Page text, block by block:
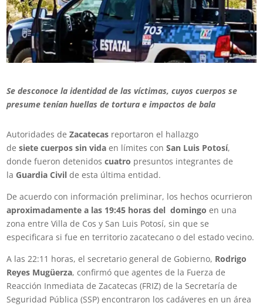
Se desconoce la identidad de las víctimas, cuyos cuerpos se
presume tenían huellas de tortura e impactos de bala
Autoridades deZacatecas reportaron el hallazgo
desiete cuerpos sin vidaen límites con San Luis Potosí,
donde fueron detenidoscuatro presuntos integrantes de
la Guardia Civilde esta última entidad.
De acuerdo con información preliminar, los hechos ocurrieron
aproximadamente a las 19:45 horas del domingo en una
zona entre Villa de Cos y San Luis Potosí, sin que se
especificara si fue en territorio zacatecano o del estado vecino.
A las 22:11 horas, el secretario general de Gobierno, Rodrigo
Reyes Mugüerza, confirmó que agentes de la Fuerza de
Reacción Inmediata de Zacatecas (FRIZ) de la Secretaría de
Seguridad Pública (SSP) encontraron los cadáveres en un área